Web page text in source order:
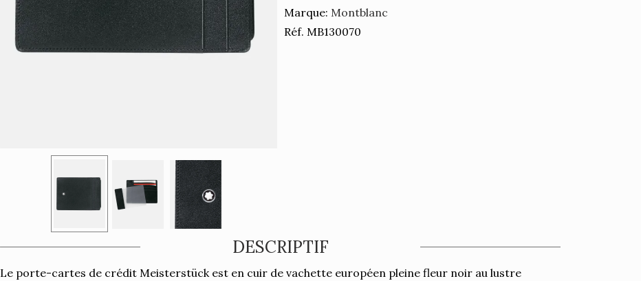
Marque: Montblanc
Réf. MB130070
DESCRIPTIF
Le porte-cartes de crédit Meisterstück est en cuir de vachette européen pleine fleur noir au lustre